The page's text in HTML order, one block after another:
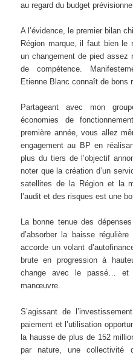
au regard du budget
A l’évidence, le premier bilan
Région marque, il faut bien le
un changement de pied assez
de compétence.
Etienne Blanc connaît de bons
Partageant avec mon
économies de
première année, vous allez
engagement au BP en
plus du tiers de l’objectif
noter que la création d’un
satellites de la Région et la
l’audit et des risques est une
La bonne tenue des
d’absorber la baisse
accorde un volant
brute en progression à
change avec le passé… et
manœuvre.
S’agissant de
paiement et l’utilisation
la hausse de plus de 152
par nature, une collectivité